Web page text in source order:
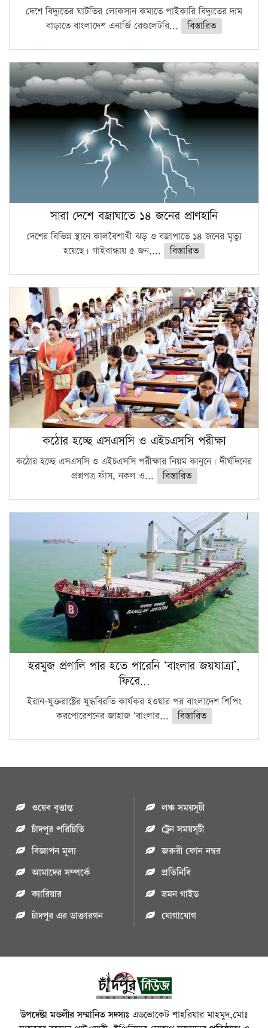
দেশে বিদ্যুতের ঘাটতির লোকসান কমাতে পাইকারি বিদ্যুতের দাম
বাড়াতে বাংলাদেশ এনার্জি রেগুলেটরি...
বিস্তারিত
সারা দেশে বজ্রাঘাতে ১৪ জনের প্রাণহানি
দেশের বিভিন্ন স্থানে কালবৈশাখী ঝড় ও বজ্রাপাতে ১৪ জনের মৃত্যু
হয়েছে। গাইবান্ধায় ৫ জন,...
বিস্তারিত
কঠোর হচ্ছে এসএসসি ও এইচএসসি পরীক্ষা
কঠোর হচ্ছে এসএসসি ও এইচএসসি পরীক্ষার নিয়ম কানুনে। দীর্ঘদিনের
প্রশ্নপত্র ফাঁস, নকল ও...
বিস্তারিত
হরমুজ প্রণালি পার হতে পারেনি ‘বাংলার জয়যাত্রা’,
ফিরে…
ইরান-যুক্তরাষ্ট্রের যুদ্ধবিরতি কার্যকর হওয়ার পর বাংলাদেশ শিপিং
করপোরেশনের জাহাজ ‘বাংলার...
বিস্তারিত
ওয়েব বৃত্তান্ত
চাঁদপুর পরিচিতি
বিজ্ঞাপন মুল্য
আমাদের সম্পর্কে
ক্যারিয়ার
চাঁদপুর এর ডাক্তারগন
লঞ্চ সময়সূচী
ট্রেন সময়সূচী
জরুরী ফোন নম্বর
প্রতিনিধি
ভ্রমন গাইড
যোগাযোগ
উপদেষ্টা মন্ডলীর সম্মানিত সদস্যঃ এডভোকেট শাহরিয়ার মাহমুদ,মোঃ